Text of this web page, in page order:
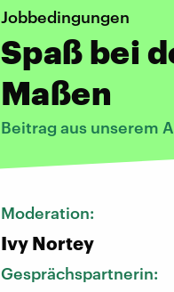
Jobbedingungen
Spaß bei
Maßen
Beitrag aus unserem
Moderation:
Ivy Nortey
Gesprächspartnerin: